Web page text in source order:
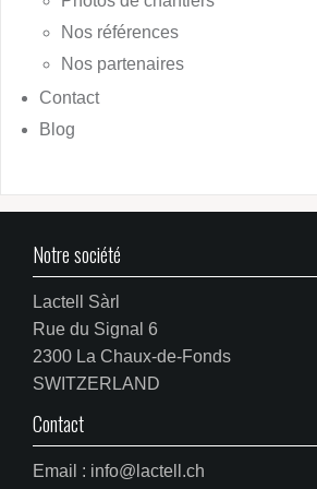
Nos références
Nos partenaires
Contact
Blog
Notre société
Lactell Sàrl
Rue du Signal 6
2300 La Chaux-de-Fonds
SWITZERLAND
Contact
Email : info@lactell.ch